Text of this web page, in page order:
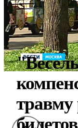
травму